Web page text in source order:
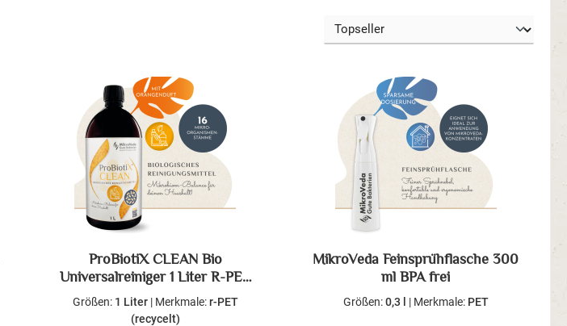
ProBiotiX CLEAN Bio
Universalreiniger 1 Liter R-PET
(100% recycelt)
Größen: 1 Liter | Merkmale:r-PET
(recycelt)
MikroVeda Feinsprühflasche 300
ml BPA frei
Größen:0,3 l | Merkmale: PET